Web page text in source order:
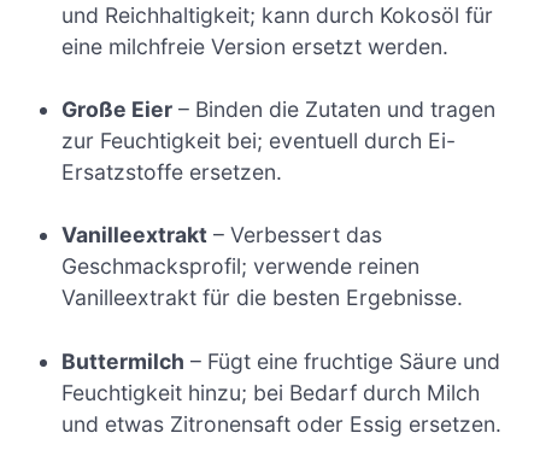
und Reichhaltigkeit; kann durch Kokosöl für
eine milchfreie Version ersetzt werden.
Große Eier – Binden die Zutaten und tragen
zur Feuchtigkeit bei; eventuell durch Ei-
Ersatzstoffe ersetzen.
Vanilleextrakt – Verbessert das
Geschmacksprofil; verwende reinen
Vanilleextrakt für die besten Ergebnisse.
Buttermilch – Fügt eine fruchtige Säure und
Feuchtigkeit hinzu; bei Bedarf durch Milch
und etwas Zitronensaft oder Essig ersetzen.